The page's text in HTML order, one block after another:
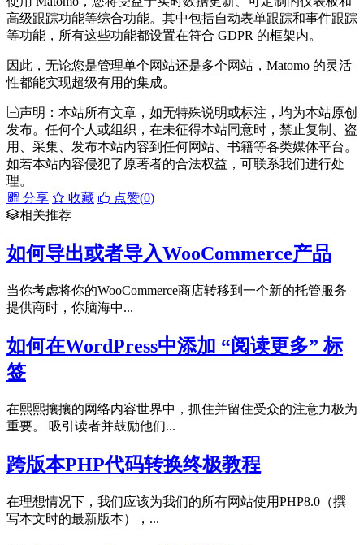
高级跟踪功能等综合功能。其中包括自动表单跟踪和事件跟踪
等功能，所有这些功能都设置在符合 GDPR 的框架内。
因此，无论您是管理单个网站还是多个网站，Matomo 的灵活
性都能实现超级有用的集成。
声明：本站所有文章，如无特殊说明或标注，均为本站原创
发布。任何个人或组织，在未征得本站同意时，禁止复制、盗
用、采集、发布本站内容到任何网站、书籍等各类媒体平台。
如若本站内容侵犯了原著者的合法权益，可联系我们进行处
理。
分享
收藏 点赞(0)
相关推荐
如何导出或者导入WooCommerce产品
当你考虑将你的WooCommerce商店转移到一个新的托管服务
提供商时，你脑海中...
如何在WordPress中添加 “阅读更多” 标
签
在熙熙攘攘的网络内容世界中，抓住并留住受众的注意力极为
重要。 吸引读者并鼓励他们...
跨版本PHP代码转换终极教程
在理想情况下，我们应该为我们的所有网站使用PHP8.0（撰
写本文时的最新版本），...